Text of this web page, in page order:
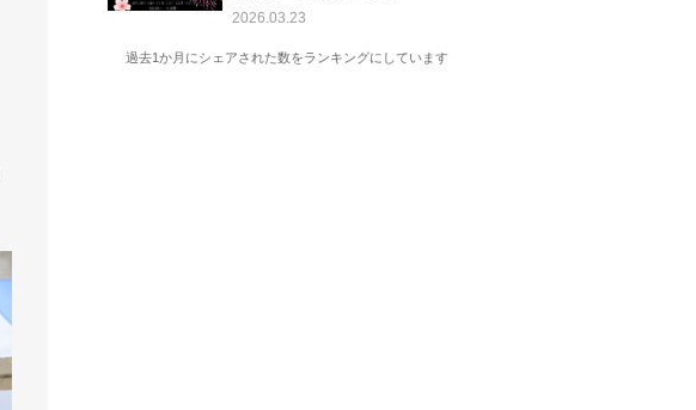
2026.03.23
過去1か月にシェアされた数をランキングにしています